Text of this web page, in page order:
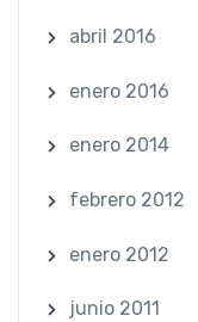
abril 2016
enero 2016
enero 2014
febrero 2012
enero 2012
junio 2011